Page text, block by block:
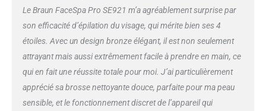
Le Braun FaceSpa Pro SE921 m’a agréablement surprise par
son efficacité d’épilation du visage, qui mérite bien ses 4
étoiles. Avec un design bronze élégant, il est non seulement
attrayant mais aussi extrêmement facile à prendre en main, ce
qui en fait une réussite totale pour moi. J’ai particulièrement
apprécié sa brosse nettoyante douce, parfaite pour ma peau
sensible, et le fonctionnement discret de l’appareil qui